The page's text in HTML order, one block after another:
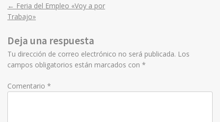
Post
navigation
← Feria del Empleo «Voy a por
Trabajo»
Deja una respuesta
Tu dirección de correo electrónico no será publicada. Los
campos obligatorios están marcados con *
Comentario *